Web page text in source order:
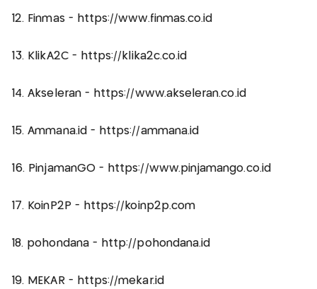
12. Finmas - https://www.finmas.co.id
13. KlikA2C - https://klika2c.co.id
14. Akseleran - https://www.akseleran.co.id
15. Ammana.id - https://ammana.id
16. PinjamanGO - https://www.pinjamango.co.id
17. KoinP2P - https://koinp2p.com
18. pohondana - http://pohondana.id
19. MEKAR - https://mekar.id